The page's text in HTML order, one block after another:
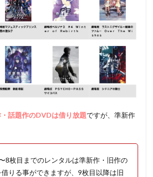
・話題作のDVDは借り放題ですが、準新作
8枚目までのレンタルは準新作・旧作の
借りる事ができますが、9枚目以降は旧